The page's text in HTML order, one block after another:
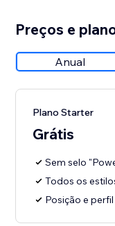
Preços e
Anual
Plano Starter
Grátis
Sem selo
Todos os
Posição e